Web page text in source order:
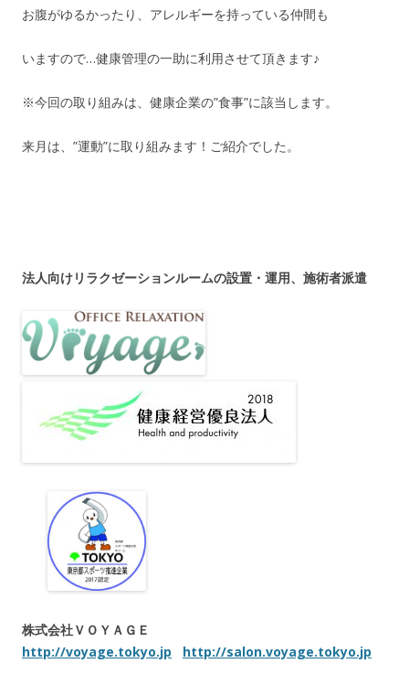
お腹がゆるかったり、アレルギーを持っている仲間も
いますので…健康管理の一助に利用させて頂きます♪
※今回の取り組みは、健康企業の”食事”に該当します。
来月は、”運動”に取り組みます！ご紹介でした。
法人向けリラクゼーションルームの設置・運用、施術者派遣
株式会社ＶＯＹＡＧＥ
http://voyage.tokyo.jp
http://salon.voyage.tokyo.jp